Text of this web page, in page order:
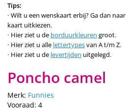
Tips:
Wilt u een wenskaart erbij? Ga dan naar
kaart uitkiezen.
Hier ziet u de borduurkleuren groot.
Hier ziet u alle lettertypesvan A t/m Z.
Hier ziet u de levertijden uitgelegd.
Poncho camel
Merk: Funnies
Vooraad: 4